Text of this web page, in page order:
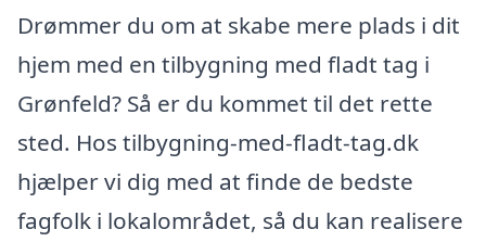
Drømmer du om at skabe mere plads i dit
hjem med en tilbygning med fladt tag i
Grønfeld? Så er du kommet til det rette
sted. Hos tilbygning-med-fladt-tag.dk
hjælper vi dig med at finde de bedste
fagfolk i lokalområdet, så du kan realisere